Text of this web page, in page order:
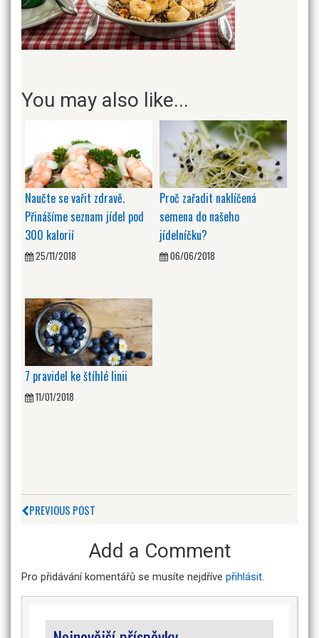
You may also like...
Naučte se vařit zdravě.
Přinášíme seznam jídel pod
300 kalorií
25/11/2018
Proč zařadit naklíčená
semena do našeho
jídelníčku?
06/06/2018
7 pravidel ke štíhlé linii
11/01/2018
PREVIOUS POST
Add a Comment
Pro přidávání komentářů se musíte nejdříve přihlásit.